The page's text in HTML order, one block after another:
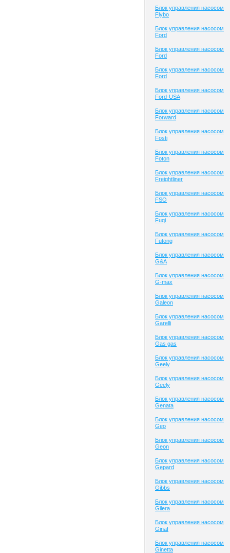
Блок управления насосом
Flybo
Блок управления насосом
Ford
Блок управления насосом
Ford
Блок управления насосом
Ford
Блок управления насосом
Ford-USA
Блок управления насосом
Forward
Блок управления насосом
Fosti
Блок управления насосом
Foton
Блок управления насосом
Freightliner
Блок управления насосом
FSO
Блок управления насосом
Fuqi
Блок управления насосом
Futong
Блок управления насосом
G&A
Блок управления насосом
G-max
Блок управления насосом
Galeon
Блок управления насосом
Garelli
Блок управления насосом
Gas gas
Блок управления насосом
Geely
Блок управления насосом
Geely
Блок управления насосом
Genata
Блок управления насосом
Geo
Блок управления насосом
Geon
Блок управления насосом
Gepard
Блок управления насосом
Gibbs
Блок управления насосом
Gilera
Блок управления насосом
Ginaf
Блок управления насосом
Ginetta